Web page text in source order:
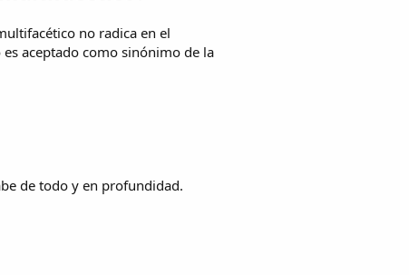
no radica en el
aceptado como sinónimo de la
de todo y en profundidad.